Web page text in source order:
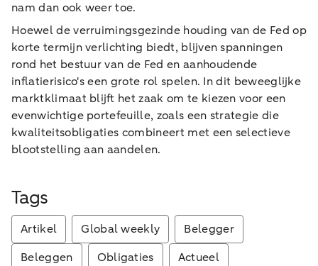
nam dan ook weer toe.
Hoewel de verruimingsgezinde houding van de Fed op
korte termijn verlichting biedt, blijven spanningen
rond het bestuur van de Fed en aanhoudende
inflatierisico's een grote rol spelen. In dit beweeglijke
marktklimaat blijft het zaak om te kiezen voor een
evenwichtige portefeuille, zoals een strategie die
kwaliteitsobligaties combineert met een selectieve
blootstelling aan aandelen.
Tags
Artikel Global weekly
Belegger
Beleggen
Obligaties Actueel